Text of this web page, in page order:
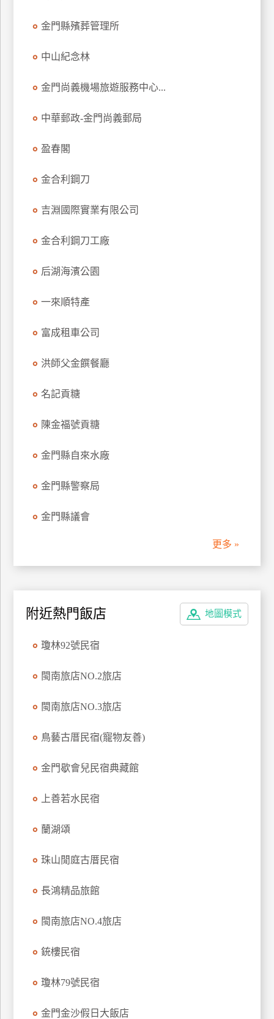
金門縣殯葬管理所
中山紀念林
金門尚義機場旅遊服務中心...
中華郵政-金門尚義郵局
盈春閣
金合利鋼刀
吉淵國際實業有限公司
金合利鋼刀工廠
后湖海濱公園
一來順特產
富成租車公司
洪師父金饌餐廳
名記貢糖
陳金福號貢糖
金門縣自來水廠
金門縣警察局
金門縣議會
更多 »
地圖模式
附近熱門飯店
瓊林92號民宿
閩南旅店NO.2旅店
閩南旅店NO.3旅店
鳥藝古厝民宿(寵物友善)
金門歇會兒民宿典藏館
上善若水民宿
蘭湖頌
珠山閒庭古厝民宿
長鴻精品旅館
閩南旅店NO.4旅店
銃樓民宿
瓊林79號民宿
金門金沙假日大飯店